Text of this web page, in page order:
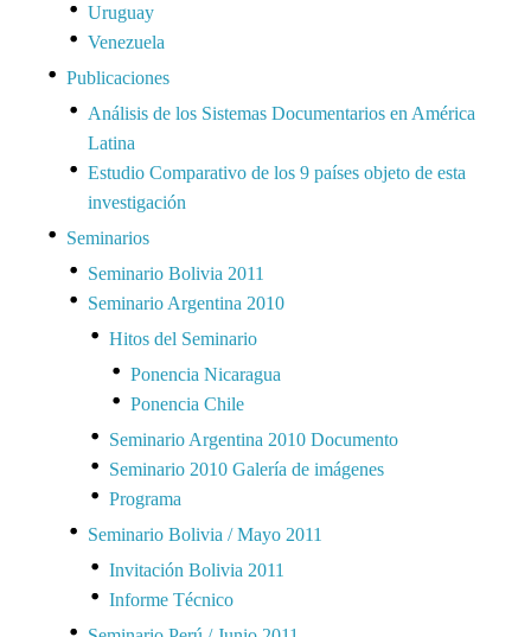
Uruguay
Venezuela
Publicaciones
Análisis de los Sistemas Documentarios en América
Latina
Estudio Comparativo de los 9 países objeto de esta
investigación
Seminarios
Seminario Bolivia 2011
Seminario Argentina 2010
Hitos del Seminario
Ponencia Nicaragua
Ponencia Chile
Seminario Argentina 2010 Documento
Seminario 2010 Galería de imágenes
Programa
Seminario Bolivia / Mayo 2011
Invitación Bolivia 2011
Informe Técnico